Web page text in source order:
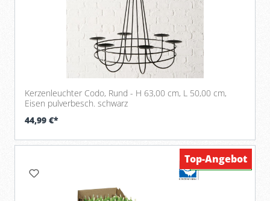
Kerzenleuchter Codo, Rund - H 63,00 cm, L 50,00 cm,
Eisen pulverbesch. schwarz
44,99 €*
Verfügbar
Top-Angebot